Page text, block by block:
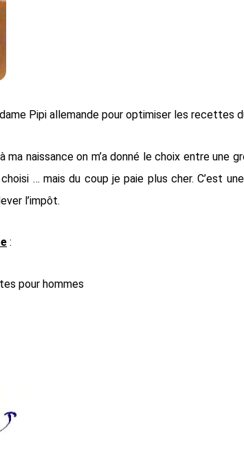
Pipi allemande pour optimiser les recettes
ma naissance on m’a donné le choix entre une
choisi … mais du coup je paie plus cher. C’est
l’impôt.
:
pour hommes